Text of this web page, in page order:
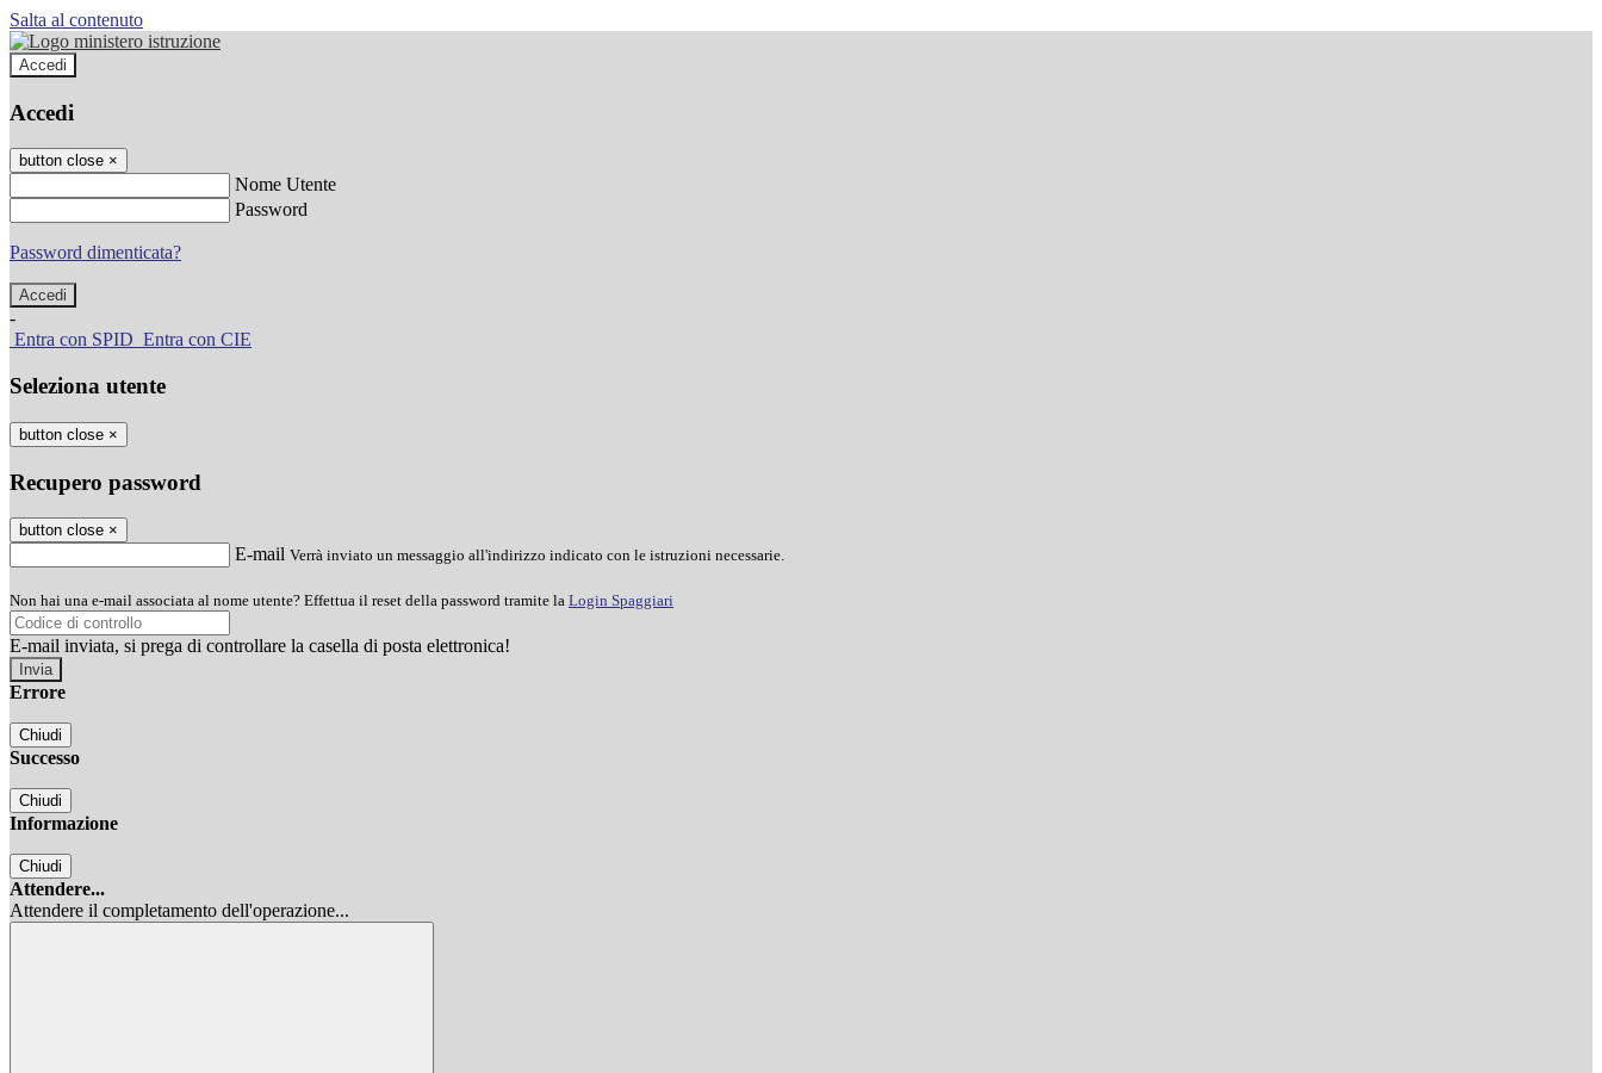
Salta al contenuto
Accedi
Accedi
button close ×
Nome Utente
Password
Password dimenticata?
-
Entra con SPID Entra con CIE
Seleziona utente
button close ×
Recupero password
button close ×
E-mail Verrà inviato un messaggio all'indirizzo indicato con le istruzioni necessarie.
Non hai una e-mail associata al nome utente? Effettua il reset della password tramite la Login Spaggiari
E-mail inviata, si prega di controllare la casella di posta elettronica!
Errore
Chiudi
Successo
Chiudi
Informazione
Chiudi
Attendere...
Attendere il completamento dell'operazione...